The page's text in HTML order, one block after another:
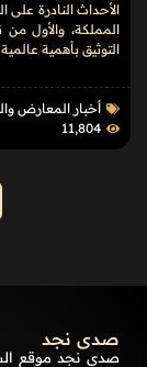
الأحداث النادرة
المملكة، والأول
التوثيق بأهمية
أخبار المعارض
11٬804
صدى نجد
صدى نجد موقع